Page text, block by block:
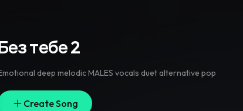
тебе 2
deep melodic MALES vocals duet alternative pop
Create Song